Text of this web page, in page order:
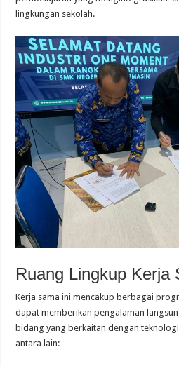
lingkungan sekolah.
Ruang Lingkup Kerja
Kerja sama ini mencakup berbagai
dapat memberikan pengalaman
bidang yang berkaitan dengan
antara lain: